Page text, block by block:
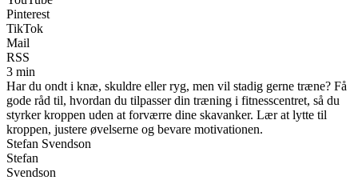
Pinterest
TikTok
Mail
RSS
3 min
Har du ondt i knæ, skuldre eller ryg, men vil stadig gerne træne? Få
gode råd til, hvordan du tilpasser din træning i fitnesscentret, så du
styrker kroppen uden at forværre dine skavanker. Lær at lytte til
kroppen, justere øvelserne og bevare motivationen.
Stefan Svendson
Stefan
Svendson